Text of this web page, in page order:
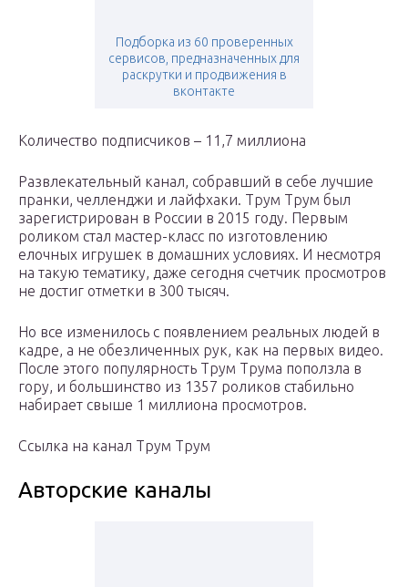
Подборка из 60 проверенных
сервисов, предназначенных для
раскрутки и продвижения в
вконтакте
Количество подписчиков – 11,7 миллиона
Развлекательный канал, собравший в себе лучшие
пранки, челленджи и лайфхаки. Трум Трум был
зарегистрирован в России в 2015 году. Первым
роликом стал мастер-класс по изготовлению
елочных игрушек в домашних условиях. И несмотря
на такую тематику, даже сегодня счетчик просмотров
не достиг отметки в 300 тысяч.
Но все изменилось с появлением реальных людей в
кадре, а не обезличенных рук, как на первых видео.
После этого популярность Трум Трума поползла в
гору, и большинство из 1357 роликов стабильно
набирает свыше 1 миллиона просмотров.
Ссылка на канал Трум Трум
Авторские каналы